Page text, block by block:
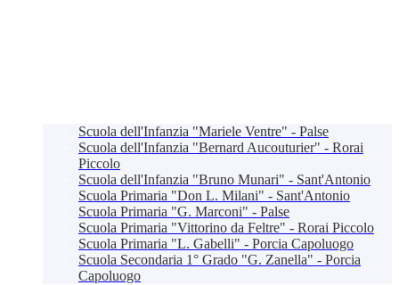
Scuola dell'Infanzia "Mariele Ventre" - Palse
Scuola dell'Infanzia "Bernard Aucouturier" - Rorai
Piccolo
Scuola dell'Infanzia "Bruno Munari" - Sant'Antonio
Scuola Primaria "Don L. Milani" - Sant'Antonio
Scuola Primaria "G. Marconi" - Palse
Scuola Primaria "Vittorino da Feltre" - Rorai Piccolo
Scuola Primaria "L. Gabelli" - Porcia Capoluogo
Scuola Secondaria 1° Grado "G. Zanella" - Porcia
Capoluogo